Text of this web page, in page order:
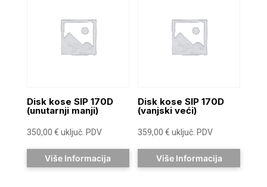
Disk kose SIP 170D
(unutarnji manji)
350,00 € uključ. PDV
Više Informacija
Disk kose SIP 170D
(vanjski veći)
359,00€ uključ. PDV
Više Informacija